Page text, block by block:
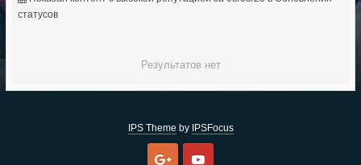
статусов
Результатов нет
IPS Theme by IPSFocus
Google